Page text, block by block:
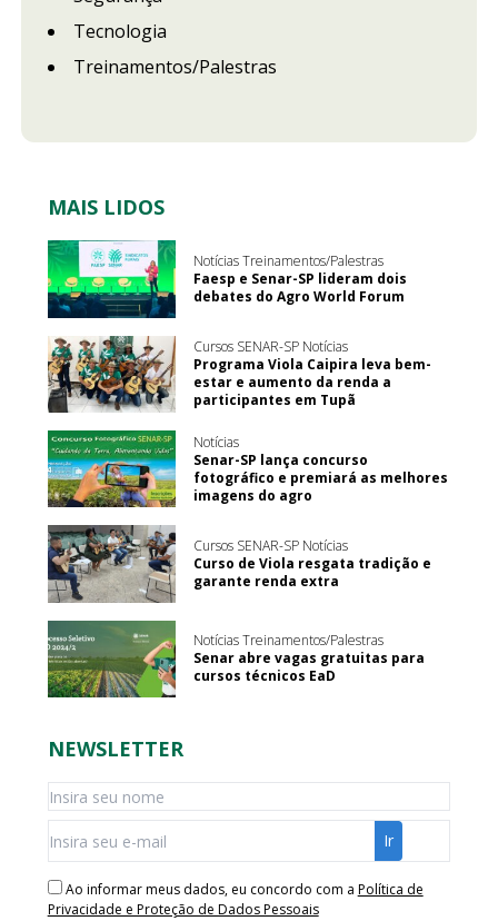
Tecnologia
Treinamentos/Palestras
MAIS LIDOS
Notícias Treinamentos/Palestras
Faesp e Senar-SP lideram dois
debates do Agro World Forum
Cursos SENAR-SP Notícias
Programa Viola Caipira leva bem-
estar e aumento da renda a
participantes em Tupã
Notícias
Senar-SP lança concurso
fotográfico e premiará as melhores
imagens do agro
Cursos SENAR-SP Notícias
Curso de Viola resgata tradição e
garante renda extra
Notícias Treinamentos/Palestras
Senar abre vagas gratuitas para
cursos técnicos EaD
NEWSLETTER
Ao informar meus dados, eu concordo com a Política de
Privacidade e Proteção de Dados Pessoais